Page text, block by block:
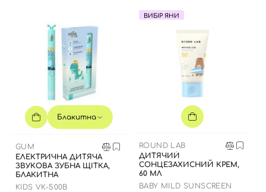
Блакитна
GUM
ЕЛЕКТРИЧНА ДИТЯЧА
ЗВУКОВА ЗУБНА ЩІТКА,
БЛАКИТНА
KIDS VK-500B
ВИБІР ЯНИ
ROUND LAB
ДИТЯЧИЙ
СОНЦЕЗАХИСНИЙ КРЕМ,
60 МЛ
BABY MILD SUNSCREEN
Вхід Реєстрація
Номер телефону
Відправляючи форму для авторизації/реєстрації ви